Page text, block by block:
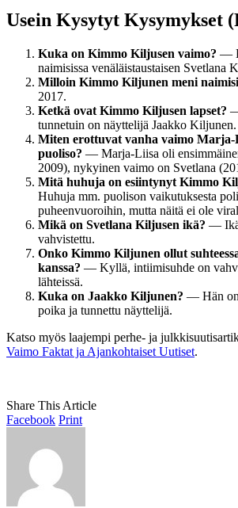
Usein Kysytyt Kysymykset
Kuka on Kimmo Kiljusen vaimo? —
naimisissa venäläistaustaisen Svetlana
Milloin Kimmo Kiljunen meni
2017.
Ketkä ovat Kimmo Kiljusen lapset?
tunnetuin on näyttelijä Jaakko Kiljunen.
Miten erottuvat vanha vaimo
puoliso? — Marja-Liisa oli
2009), nykyinen vaimo on Svetlana
Mitä huhuja on esiintynyt Kimmo
Huhuja mm. puolison vaikutuksesta
puheenvuoroihin, mutta näitä ei ole
Mikä on Svetlana Kiljusen ikä? — Ikä
vahvistettu.
Onko Kimmo Kiljunen ollut
kanssa? — Kyllä, intiimisuhde on
lähteissä.
Kuka on Jaakko Kiljunen? — Hän
poika ja tunnettu näyttelijä.
Katso myös laajempi perhe- ja
Vaimo Faktat ja Ajankohtaiset Uutiset.
Share This Article
Facebook Print